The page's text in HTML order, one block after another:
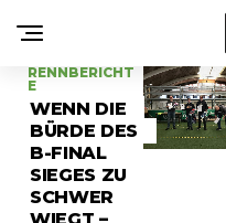
RENNBERICHT
E
WENN DIE
BÜRDE DES
B-FINAL
SIEGES ZU
SCHWER